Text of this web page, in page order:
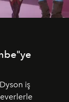
iş